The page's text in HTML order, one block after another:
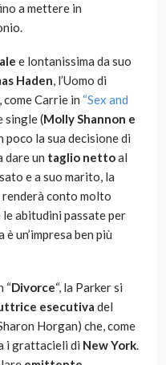
a mettere in
e lontanissima da suo
Haden, l’Uomo di
come Carrie in “Sex and
single (Molly Shannon e
poco la sua decisione di
dare un taglio nettoal
e a suo marito, la
conto molto
abitudini passate per
un’impresa ben più
“Divorce“, la Parker si
esecutiva del
Horgan) che, come
i grattacieli di New York.